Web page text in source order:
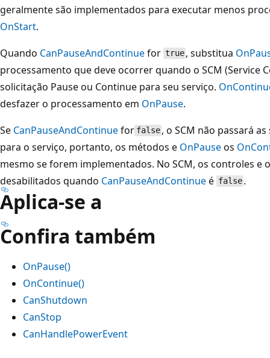
geralmente são implementados para executar menos
OnStart.
Quando CanPauseAndContinuefor true , substitua
processamento que deve ocorrer quando o SCM (Service
solicitação Pause ou Continue para seu serviço.
desfazer o processamento em OnPause.
Se CanPauseAndContinuefor false , o SCM não passará
para o serviço, portanto, os métodos e OnPauseos
mesmo se forem implementados. No SCM, os controles e
desabilitados quando CanPauseAndContinueé false .
Aplica-se a
Confira também
OnPause()
OnContinue()
CanShutdown
CanStop
CanHandlePowerEvent